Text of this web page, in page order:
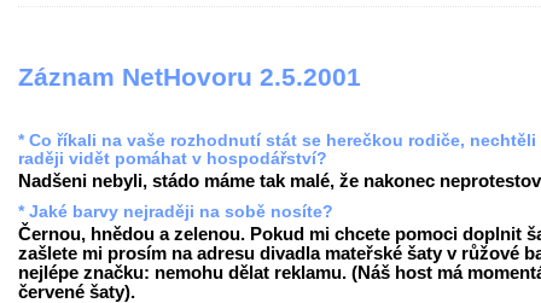
Záznam NetHovoru 2.5.2001
* Co říkali na vaše rozhodnutí stát se herečkou rodiče, nechtěli
raději vidět pomáhat v hospodářství?
Nadšeni nebyli, stádo máme tak malé, že nakonec
* Jaké barvy nejraději na sobě nosíte?
Černou, hnědou a zelenou. Pokud mi chcete pomoci doplnit
zašlete mi prosím na adresu divadla mateřské šaty v růžové
nejlépe značku: nemohu dělat reklamu. (Náš host má
červené šaty).